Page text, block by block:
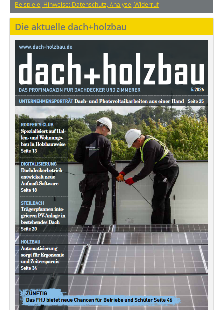
Beispiele, Hinweise: Datenschutz, Analyse, Widerruf
Die aktuelle dach+holzbau